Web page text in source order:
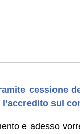
cessione
sul
e adesso